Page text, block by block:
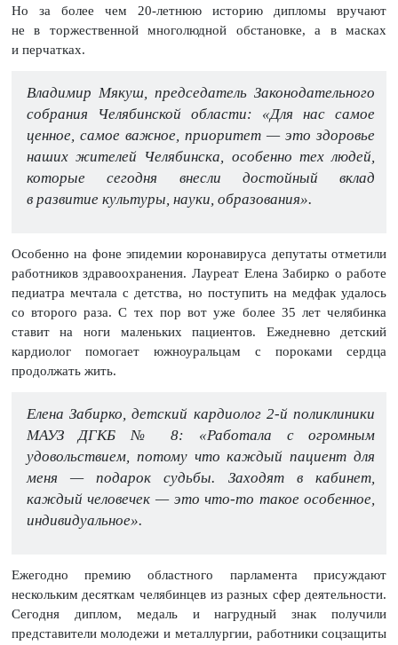
Но за более чем 20-летнюю историю дипломы вручают
не в торжественной многолюдной обстановке, а в масках
и перчатках.
Владимир Мякуш, председатель Законодательного
собрания Челябинской области: «Для нас самое
ценное, самое важное, приоритет — это здоровье
наших жителей Челябинска, особенно тех людей,
которые сегодня внесли достойный вклад
в развитие культуры, науки, образования».
Особенно на фоне эпидемии коронавируса депутаты отметили
работников здравоохранения. Лауреат Елена Забирко о работе
педиатра мечтала с детства, но поступить на медфак удалось
со второго раза. С тех пор вот уже более 35 лет челябинка
ставит на ноги маленьких пациентов. Ежедневно детский
кардиолог помогает южноуральцам с пороками сердца
продолжать жить.
Елена Забирко, детский кардиолог 2-й поликлиники
МАУЗ ДГКБ № 8: «Работала с огромным
удовольствием, потому что каждый пациент для
меня — подарок судьбы. Заходят в кабинет,
каждый человечек — это что-то такое особенное,
индивидуальное».
Ежегодно премию областного парламента присуждают
нескольким десяткам челябинцев из разных сфер деятельности.
Сегодня диплом, медаль и нагрудный знак получили
представители молодежи и металлургии, работники соцзащиты